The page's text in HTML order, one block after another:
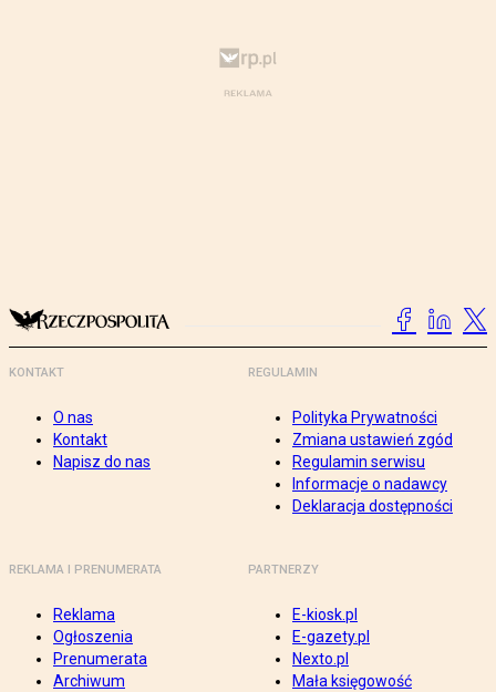
KONTAKT
O nas
Kontakt
Napisz do nas
REGULAMIN
Polityka Prywatności
Zmiana ustawień zgód
Regulamin serwisu
Informacje o nadawcy
Deklaracja dostępności
REKLAMA I PRENUMERATA
Reklama
Ogłoszenia
Prenumerata
Archiwum
PARTNERZY
E-kiosk.pl
E-gazety.pl
Nexto.pl
Mała księgowość